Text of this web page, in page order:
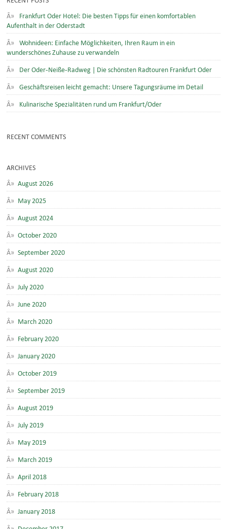
Frankfurt Oder Hotel: Die besten Tipps für einen komfortablen
Aufenthalt in der Oderstadt
Wohnideen: Einfache Möglichkeiten, Ihren Raum in ein
wunderschönes Zuhause zu verwandeln
Der Oder-Neiße-Radweg | Die schönsten Radtouren Frankfurt Oder
Geschäftsreisen leicht gemacht: Unsere Tagungsräume im Detail
Kulinarische Spezialitäten rund um Frankfurt/Oder
RECENT COMMENTS
ARCHIVES
August 2026
May 2025
August 2024
October 2020
September 2020
August 2020
July 2020
June 2020
March 2020
February 2020
January 2020
October 2019
September 2019
August 2019
July 2019
May 2019
March 2019
April 2018
February 2018
January 2018
December 2017